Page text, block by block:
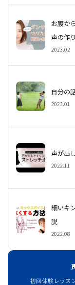
お腹か
声の作
2023.02
自分の
2023.01
声が出
2022.11
細いキ
説
2022.08
初回体験レッス